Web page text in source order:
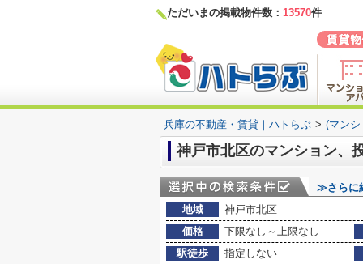
ただいまの掲載物件数： 13570件
兵庫の不動産・賃貸｜ハトらぶ > (マン
神戸市北区のマンション、
≫さらに
地域
神戸市北区
価格
下限なし～上限なし
駅徒歩
指定しない